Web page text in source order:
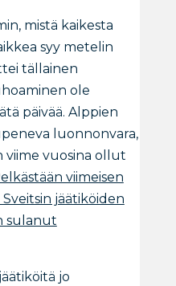
mistä kaikesta
syy metelin
tällainen
ole
päivää. Alppien
luonnonvara,
viime vuosina ollut
viimeisen
jäätiköiden
sulanut
jo